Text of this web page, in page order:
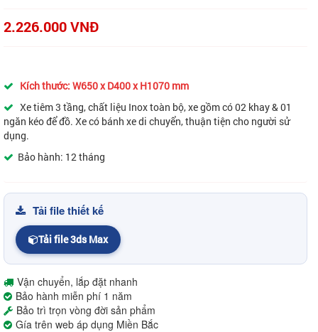
2.226.000 VNĐ
Kích thước: W650 x D400 x H1070 mm
Xe tiêm 3 tầng, chất liệu Inox toàn bộ, xe gồm có 02 khay & 01
ngăn kéo để đồ. Xe có bánh xe di chuyển, thuận tiện cho người sử
dụng.
Bảo hành: 12 tháng
Tải file thiết kế
Tải file 3ds Max
Vận chuyển, lắp đặt nhanh
Bảo hành miễn phí 1 năm
Bảo trì trọn vòng đời sản phẩm
Gía trên web áp dụng Miền Bắc